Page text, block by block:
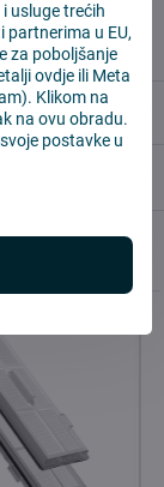
usluge trećih
partnerima u EU,
za poboljšanje
ovdjeili Meta
Klikom na
na ovu obradu.
postavke u